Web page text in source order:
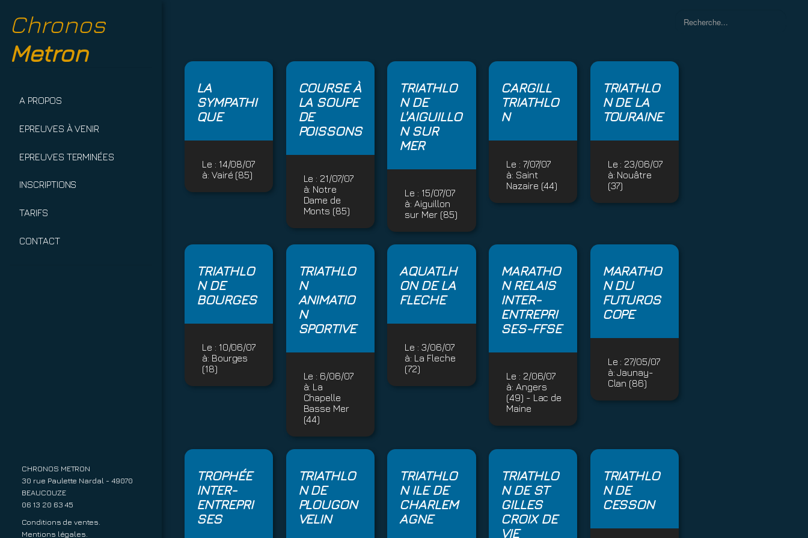
LA
SYMPATHI
QUE
Le : 14/08/07
à: Vairé (85)
COURSE À
LA SOUPE
DE
POISSONS
Le : 21/07/07
à: Notre
Dame de
Monts (85)
TRIATHLO
N DE
L'AIGUILLO
N SUR
MER
Le : 15/07/07
à:Aiguillon
sur Mer (85)
CARGILL
TRIATHLO
N
Le : 7/07/07
à: Saint
Nazaire (44)
TRIATHLO
N DE LA
TOURAINE
Le : 23/06/07
à: Nouâtre
(37)
TRIATHLO
N DE
BOURGES
Le : 10/06/07
à: Bourges
(18)
TRIATHLO
N
ANIMATIO
N
SPORTIVE
Le : 6/06/07
à: La
Chapelle
Basse Mer
(44)
AQUATLH
ON DE LA
FLECHE
Le : 3/06/07
à: La Fleche
(72)
MARATHO
N RELAIS
INTER-
ENTREPRI
SES-FFSE
Le : 2/06/07
à: Angers
(49) - Lac de
Maine
MARATHO
N DU
FUTUROS
COPE
Le : 27/05/07
à:Jaunay-
Clan (86)
TROPHÉE
INTER-
ENTREPRI
SES
TRIATHLO
N DE
PLOUGON
VELIN
TRIATHLO
N ILE DE
CHARLEM
AGNE
TRIATHLO
N DE ST
GILLES
CROIX DE
VIE
TRIATHLO
N DE
CESSON
Chronos
Metron
A PROPOS
EPREUVES À VENIR
EPREUVES TERMINÉES
INSCRIPTIONS
TARIFS
CONTACT
CHRONOS METRON
30 rue Paulette Nardal - 49070
BEAUCOUZE
06 13 20 63 45
Conditions de ventes.
Mentions légales.